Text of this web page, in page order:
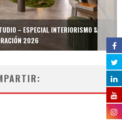
– ESPECIAL INTERIORISMO &
2026